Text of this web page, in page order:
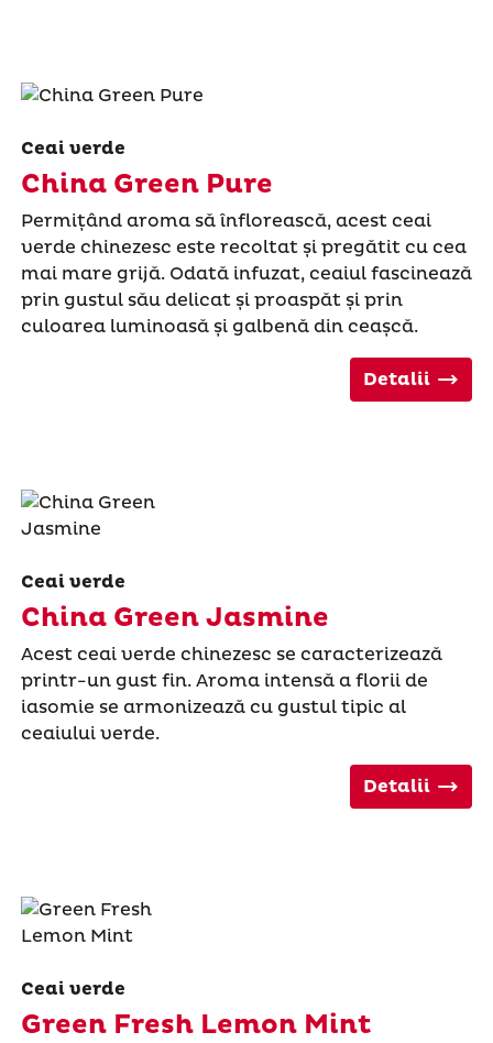
Ceai verde
China Green Pure
Permițând aroma să înflorească, acest ceai
verde chinezesc este recoltat și pregătit cu cea
mai mare grijă. Odată infuzat, ceaiul fascinează
prin gustul său delicat și proaspăt și prin
culoarea luminoasă și galbenă din ceașcă.
Detalii
Ceai verde
China Green Jasmine
Acest ceai verde chinezesc se caracterizează
printr-un gust fin. Aroma intensă a florii de
iasomie se armonizează cu gustul tipic al
ceaiului verde.
Detalii
Ceai verde
Green Fresh Lemon Mint